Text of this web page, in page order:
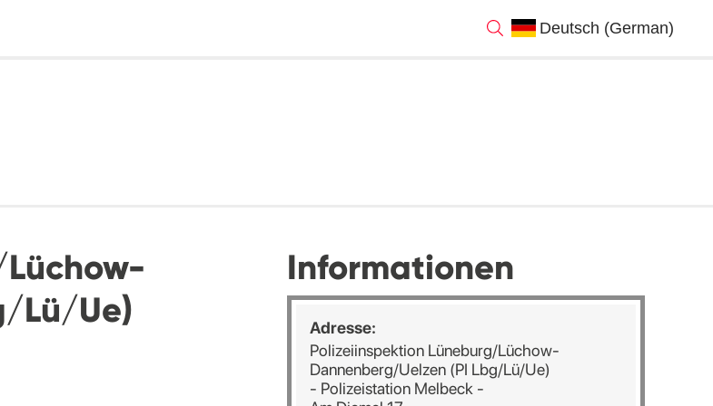
Lü/Ue)
Informationen
Adresse:
Polizeiinspektion Lüneburg/Lüchow-
Dannenberg/Uelzen (PI Lbg/Lü/Ue)
- Polizeistation Melbeck -